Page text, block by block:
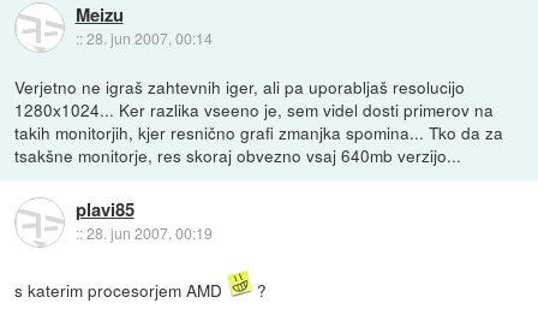
Meizu
::28. jun 2007, 00:14
Verjetno ne igraš zahtevnih iger, ali pa uporabljaš resolucijo
1280x1024... Ker razlika vseeno je, sem videl dosti primerov na
takih monitorjih, kjer resnično grafi zmanjka spomina... Tko da za
tsakšne monitorje, res skoraj obvezno vsaj 640mb verzijo...
plavi85
::28. jun 2007, 00:19
s katerim procesorjem AMD ?